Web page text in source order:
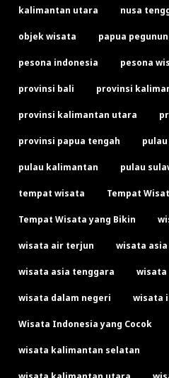
kalimantan utara nusa
objek wisata papua
pesona indonesia pesona
provinsi bali provinsi
provinsi kalimantan utara
provinsi papua tengah
pulau kalimantan pulau
tempat wisata Tempat
Tempat Wisata yang Bikin
wisata air terjun wisata asia
wisata asia tenggara wisata
wisata dalam negeri wisata
Wisata Indonesia yang Cocok
wisata kalimantan selatan